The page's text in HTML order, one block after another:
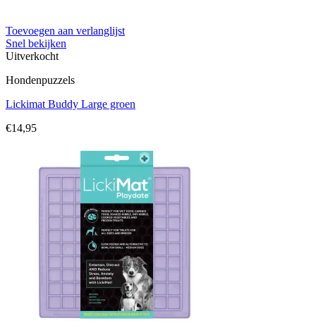
Toevoegen aan verlanglijst
Snel bekijken
Uitverkocht
Hondenpuzzels
Lickimat Buddy Large groen
€14,95